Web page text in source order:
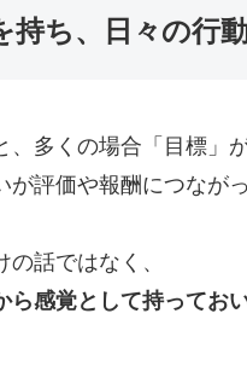
ち、日々の行
、多くの場合「目標」が
が評価や報酬につなが
の話ではなく、
ら感覚として持ってお